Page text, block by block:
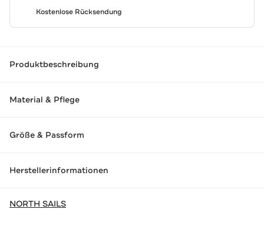
Kostenlose Rücksendung
Produktbeschreibung
Material & Pflege
Größe & Passform
Herstellerinformationen
NORTH SAILS